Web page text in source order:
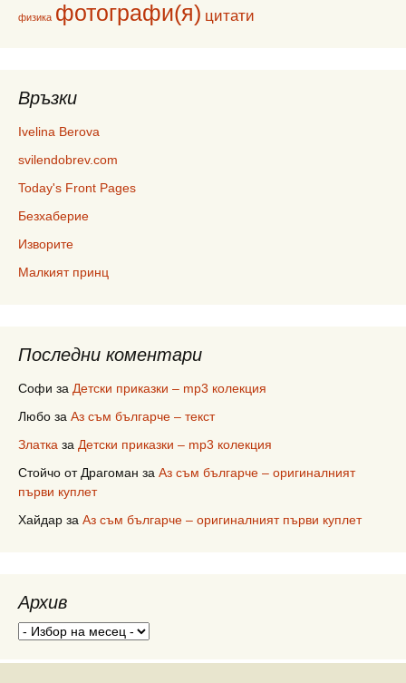
физика фотографи(я) цитати
Връзки
Ivelina Berova
svilendobrev.com
Today's Front Pages
Безхаберие
Изворите
Малкият принц
Последни коментари
Софи за Детски приказки – mp3 колекция
Любо за Аз съм българче – текст
Златка за Детски приказки – mp3 колекция
Стойчо от Драгоман за Аз съм българче – оригиналният
първи куплет
Хайдар за Аз съм българче – оригиналният първи куплет
Архив
Архив